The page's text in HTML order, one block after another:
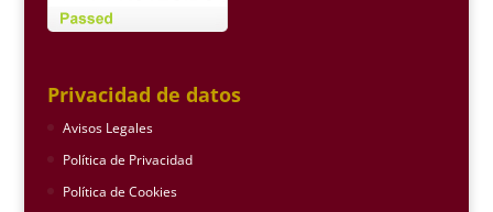
Privacidad de datos
Avisos Legales
Política de Privacidad
Política de Cookies